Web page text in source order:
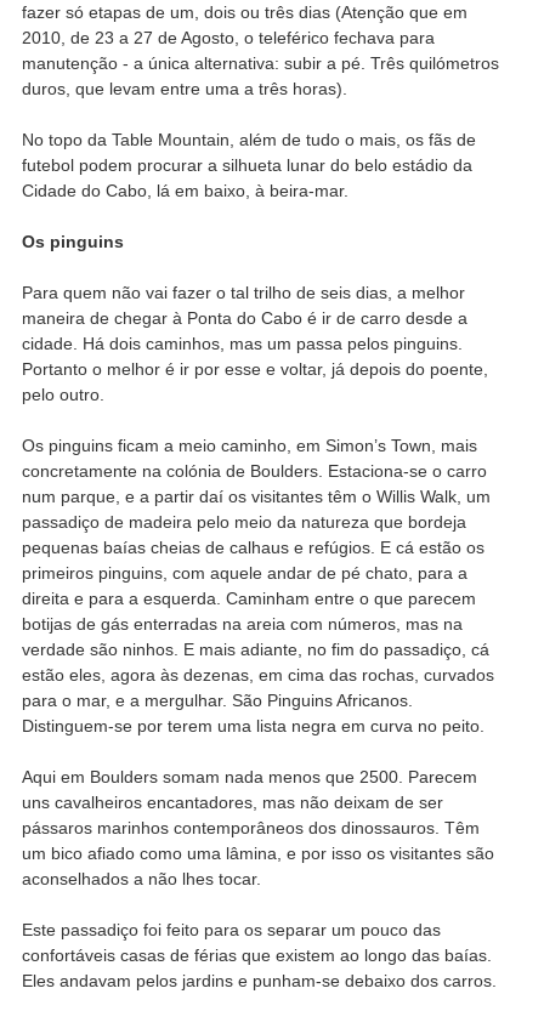
fazer só etapas de um, dois ou três dias (Atenção que em
2010, de 23 a 27 de Agosto, o teleférico fechava para
manutenção - a única alternativa: subir a pé. Três quilómetros
duros, que levam entre uma a três horas).
No topo da Table Mountain, além de tudo o mais, os fãs de
futebol podem procurar a silhueta lunar do belo estádio da
Cidade do Cabo, lá em baixo, à beira-mar.
Os pinguins
Para quem não vai fazer o tal trilho de seis dias, a melhor
maneira de chegar à Ponta do Cabo é ir de carro desde a
cidade. Há dois caminhos, mas um passa pelos pinguins.
Portanto o melhor é ir por esse e voltar, já depois do poente,
pelo outro.
Os pinguins ficam a meio caminho, em Simon’s Town, mais
concretamente na colónia de Boulders. Estaciona-se o carro
num parque, e a partir daí os visitantes têm o Willis Walk, um
passadiço de madeira pelo meio da natureza que bordeja
pequenas baías cheias de calhaus e refúgios. E cá estão os
primeiros pinguins, com aquele andar de pé chato, para a
direita e para a esquerda. Caminham entre o que parecem
botijas de gás enterradas na areia com números, mas na
verdade são ninhos. E mais adiante, no fim do passadiço, cá
estão eles, agora às dezenas, em cima das rochas, curvados
para o mar, e a mergulhar. São Pinguins Africanos.
Distinguem-se por terem uma lista negra em curva no peito.
Aqui em Boulders somam nada menos que 2500. Parecem
uns cavalheiros encantadores, mas não deixam de ser
pássaros marinhos contemporâneos dos dinossauros. Têm
um bico afiado como uma lâmina, e por isso os visitantes são
aconselhados a não lhes tocar.
Este passadiço foi feito para os separar um pouco das
confortáveis casas de férias que existem ao longo das baías.
Eles andavam pelos jardins e punham-se debaixo dos carros.